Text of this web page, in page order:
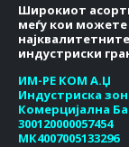
Широкиот
меѓу кои
индустриски
ИМ-РЕ КОМ А.Џ
Индустриска
Комерцијална
300120000057454
МК4007005133296